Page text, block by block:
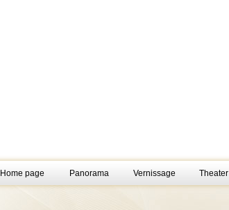
Home page Panorama Vernissage Theater